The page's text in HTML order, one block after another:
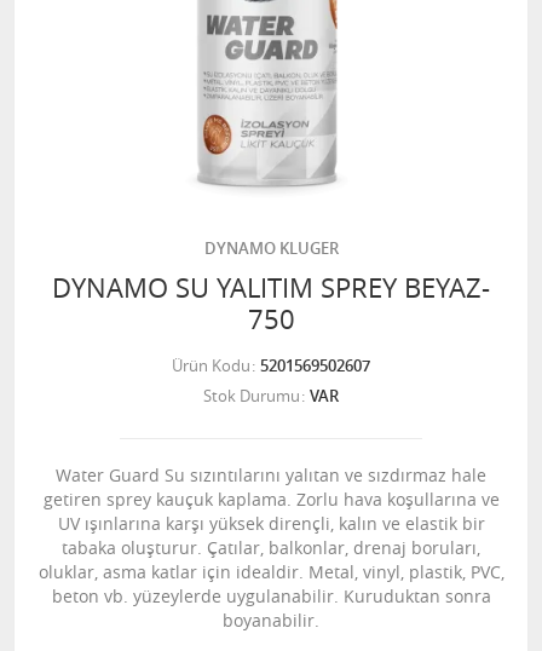
DYNAMO KLUGER
DYNAMO SU YALITIM SPREY BEYAZ-
750
Ürün Kodu 5201569502607
Stok Durumu VAR
Water Guard Su sızıntılarını yalıtan ve sızdırmaz hale
getiren sprey kauçuk kaplama. Zorlu hava koşullarına ve
UV ışınlarına karşı yüksek dirençli, kalın ve elastik bir
tabaka oluşturur. Çatılar, balkonlar, drenaj boruları,
oluklar, asma katlar için idealdir. Metal, vinyl, plastik, PVC,
beton vb. yüzeylerde uygulanabilir. Kuruduktan sonra
boyanabilir.